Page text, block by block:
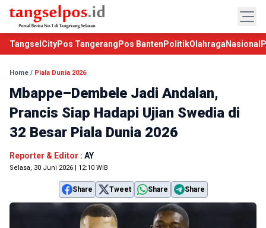
TangselCityPos Tangerang Pos Banten PolitikOlahraga Nasional
Home / Piala Dunia 2026
Mbappe–Dembele Jadi Andalan,
Prancis Siap Hadapi Ujian Swedia di
32 Besar Piala Dunia 2026
Reporter & Editor : AY
Selasa, 30 Juni 2026 | 12:10 WIB
Share Tweet Share Share